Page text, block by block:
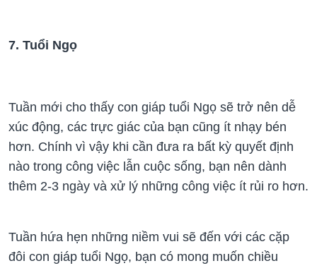
7. Tuổi Ngọ
Tuần mới cho thấy con giáp tuổi Ngọ sẽ trở nên dễ
xúc động, các trực giác của bạn cũng ít nhạy bén
hơn. Chính vì vậy khi cần đưa ra bất kỳ quyết định
nào trong công việc lẫn cuộc sống, bạn nên dành
thêm 2-3 ngày và xử lý những công việc ít rủi ro hơn.
Tuần hứa hẹn những niềm vui sẽ đến với các cặp
đôi con giáp tuổi Ngọ, bạn có mong muốn chiều